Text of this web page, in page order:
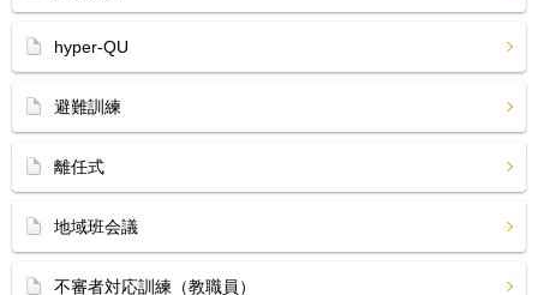
hyper-QU
避難訓練
離任式
地域班会議
不審者対応訓練（教職員）